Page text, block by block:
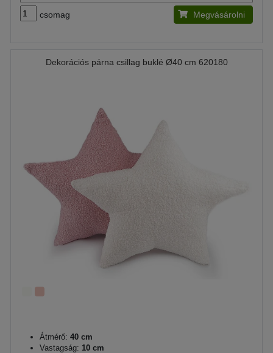
csomag Megvásárolni
Dekorációs párna csillag buklé Ø40 cm 620180
Átmérő: 40 cm
Vastagság: 10 cm